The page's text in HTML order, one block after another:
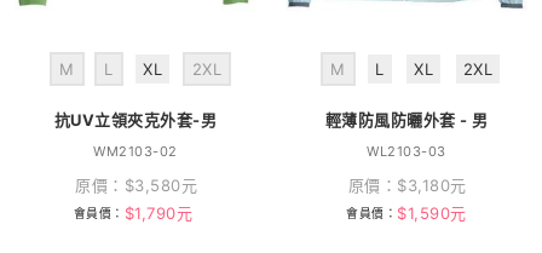
M L XL 2XL
抗UV立領夾克外套-男
WM2103-02
原價： $3,580元
會員價： $1,790元
M L XL 2XL
輕薄防風防曬外套 - 男
WL2103-03
原價： $3,180元
會員價： $1,590元